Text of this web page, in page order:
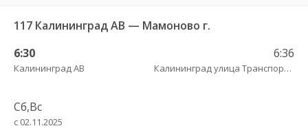
117 Калининград АВ — Мамоново г.
6:30
Калининград АВ
6:36
Калининград улица Транспортая
Сб,Вс
с 02.11.2025